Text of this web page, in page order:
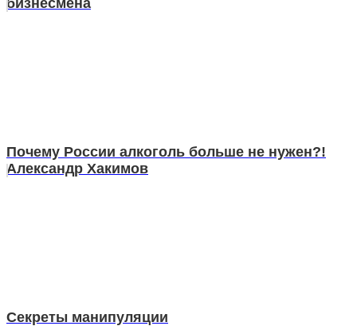
Почему России алкоголь больше не нужен?!
Александр Хакимов
Секреты манипуляции